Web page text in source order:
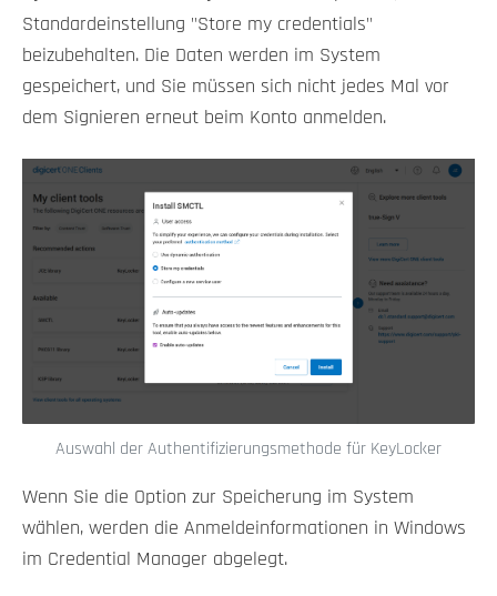
Standardeinstellung "Store my credentials"
beizubehalten. Die Daten werden im System
gespeichert, und Sie müssen sich nicht jedes Mal vor
dem Signieren erneut beim Konto anmelden.
Auswahl der Authentifizierungsmethode für KeyLocker
Wenn Sie die Option zur Speicherung im System
wählen, werden die Anmeldeinformationen in Windows
im Credential Manager abgelegt.